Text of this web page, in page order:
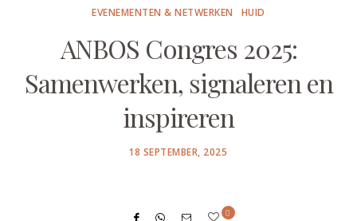
EVENEMENTEN & NETWERKEN HUID
ANBOS Congres 2025:
Samenwerken, signaleren en
inspireren
POSTED
18 SEPTEMBER, 2025
0